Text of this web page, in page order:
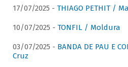
17/07/2025 - THIAGO PETHIT /
10/07/2025 - TONFIL / Moldura
03/07/2025 - BANDA DE PAU E
Cruz